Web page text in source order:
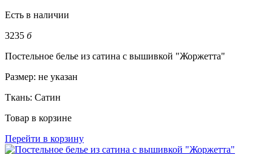
Есть в наличии
3235 б
Постельное белье из сатина с вышивкой "Жоржетта"
Размер: не указан
Ткань: Сатин
Товар в корзине
Перейти в корзину